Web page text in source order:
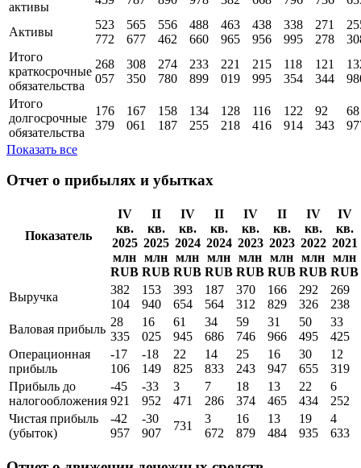
активы
Активы
523
772
565
677
556
462
488
660
463
965
438
956
338
995
271
278
Итого
краткосрочные
обязательства
268
057
308
350
274
780
233
899
221
019
215
995
118
354
121
344
Итого
долгосрочные
обязательства
176
379
167
061
158
187
134
255
128
218
116
416
122
914
92
343
68
Показать все
Отчет о прибылях и убытках
Показатель
IV
кв.
2025
млн
RUB
II
кв.
2025
млн
RUB
IV
кв.
2024
млн
RUB
II
кв.
2024
млн
RUB
IV
кв.
2023
млн
RUB
II
кв.
2023
млн
RUB
IV
кв.
2022
млн
RUB
IV
кв.
2021
млн
RUB
Выручка
382
104
153
940
393
654
187
564
370
312
166
829
292
326
269
238
Валовая прибыль
28
335
16
025
61
945
34
686
59
746
31
966
50
495
33
425
Операционная
прибыль
-17
106
-18
149
22
825
14
833
25
243
16
947
30
655
12
319
Прибыль до
налогообложения
-45
921
-33
952
3
471
7
286
18
374
13
465
22
434
6
252
Чистая прибыль
(убыток)
-42
957
-30
907
731
3
672
16
879
13
484
19
935
4
633